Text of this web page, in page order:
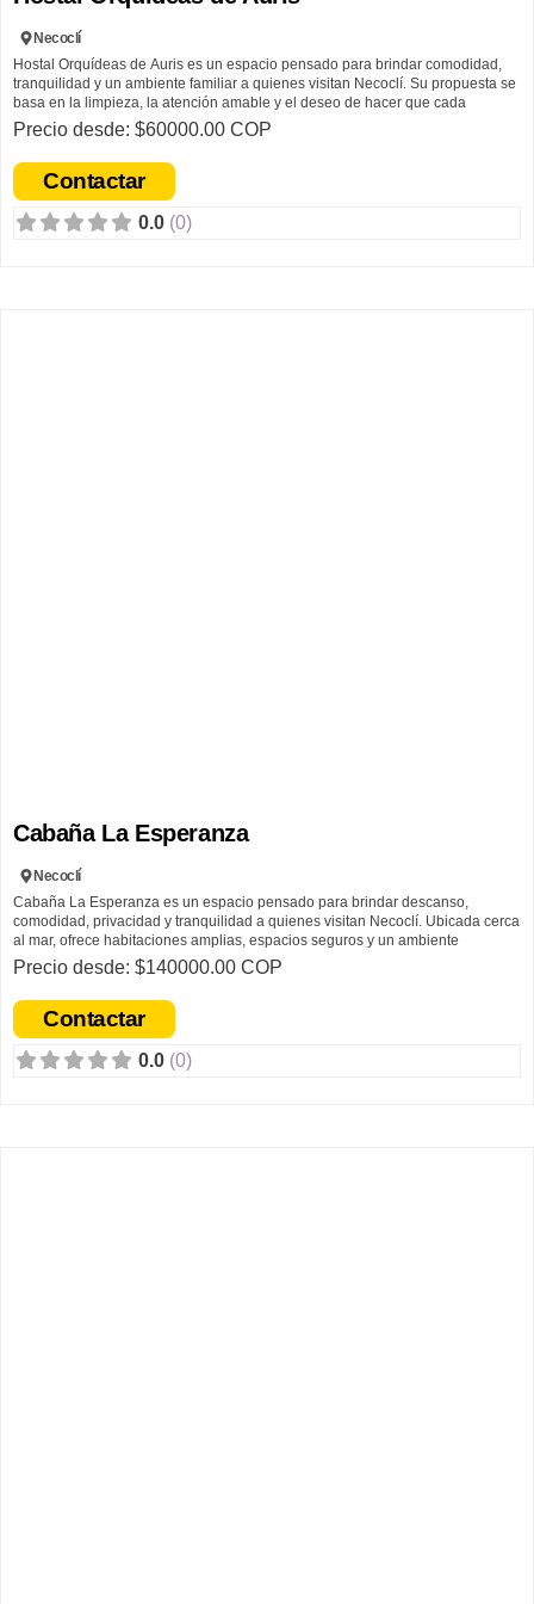
Necoclí
Hostal Orquídeas de Auris es un espacio pensado para brindar comodidad,
tranquilidad y un ambiente familiar a quienes visitan Necoclí. Su propuesta se
basa en la limpieza, la atención amable y el deseo de hacer que cada
huésped se sienta bienvenido.
Hostal Orquídeas de Auris nació con el sueño de ofrecer un lugar acogedor
donde viajeros y visitantes pudieran sentirse como en casa. Inspirado en la
hospitalidad, el amor por servir y el deseo de compartir la belleza de la región,
trabaja cada día para brindar una atención cercana, cálida y de calidad.
Precio desde: $60000.00 COP
Contactar
0.0 (0)
Cabaña La Esperanza
Necoclí
Cabaña La Esperanza es un espacio pensado para brindar descanso,
comodidad, privacidad y tranquilidad a quienes visitan Necoclí. Ubicada cerca
al mar, ofrece habitaciones amplias, espacios seguros y un ambiente
acogedor, ideal para disfrutar momentos especiales en familia o con amigos.
Este alojamiento nació a partir de una experiencia personal de su propietario
durante unas vacaciones en el municipio, cuando identificó la necesidad de
contar con hospedajes más cómodos y acogedores para los visitantes. A partir
de esa vivencia, decidió crear un espacio pensado desde las necesidades
Precio desde: $140000.00 COP
Contactar
0.0 (0)